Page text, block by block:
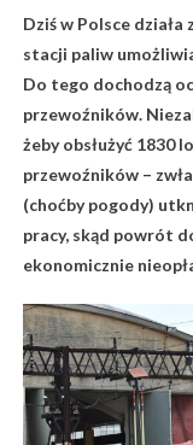
Dziś w Polsce
stacji paliw
Do tego dochodzą
przewoźników.
żeby obsłużyć 1830
przewoźników –
(choćby pogody)
pracy, skąd powrót
ekonomicznie